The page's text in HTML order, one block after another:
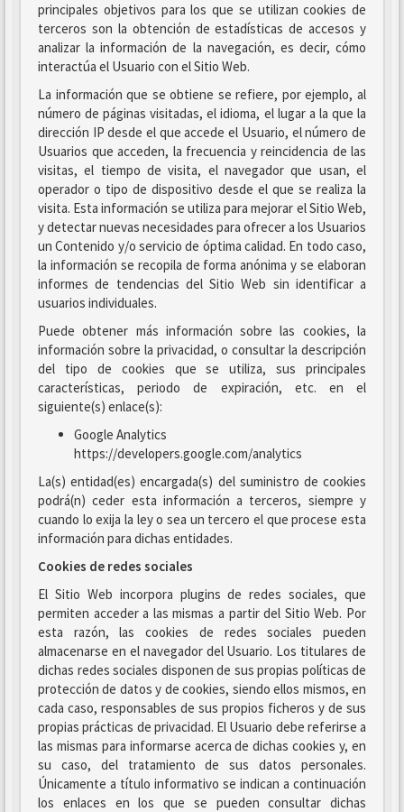
principales objetivos para los que se utilizan cookies de
terceros son la obtención de estadísticas de accesos y
analizar la información de la navegación, es decir, cómo
interactúa el Usuario con el Sitio Web.
La información que se obtiene se refiere, por ejemplo, al
número de páginas visitadas, el idioma, el lugar a la que la
dirección IP desde el que accede el Usuario, el número de
Usuarios que acceden, la frecuencia y reincidencia de las
visitas, el tiempo de visita, el navegador que usan, el
operador o tipo de dispositivo desde el que se realiza la
visita. Esta información se utiliza para mejorar el Sitio Web,
y detectar nuevas necesidades para ofrecer a los Usuarios
un Contenido y/o servicio de óptima calidad. En todo caso,
la información se recopila de forma anónima y se elaboran
informes de tendencias del Sitio Web sin identificar a
usuarios individuales.
Puede obtener más información sobre las cookies, la
información sobre la privacidad, o consultar la descripción
del tipo de cookies que se utiliza, sus principales
características, periodo de expiración, etc. en el
siguiente(s) enlace(s):
Google Analytics
https://developers.google.com/analytics
La(s) entidad(es) encargada(s) del suministro de cookies
podrá(n) ceder esta información a terceros, siempre y
cuando lo exija la ley o sea un tercero el que procese esta
información para dichas entidades.
Cookies de redes sociales
El Sitio Web incorpora plugins de redes sociales, que
permiten acceder a las mismas a partir del Sitio Web. Por
esta razón, las cookies de redes sociales pueden
almacenarse en el navegador del Usuario. Los titulares de
dichas redes sociales disponen de sus propias políticas de
protección de datos y de cookies, siendo ellos mismos, en
cada caso, responsables de sus propios ficheros y de sus
propias prácticas de privacidad. El Usuario debe referirse a
las mismas para informarse acerca de dichas cookies y, en
su caso, del tratamiento de sus datos personales.
Únicamente a título informativo se indican a continuación
los enlaces en los que se pueden consultar dichas